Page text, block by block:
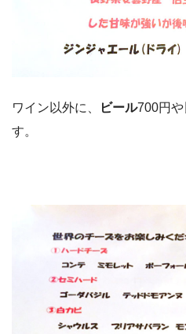
ワイン以外に、 ビール700円や
す。